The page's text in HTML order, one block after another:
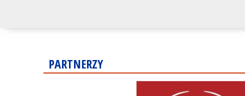
PARTNERZY